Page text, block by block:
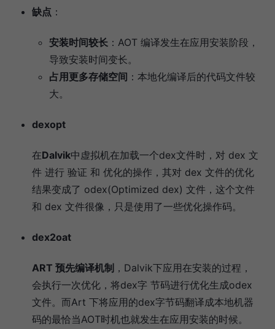
缺点 ：
安装时间较长 ：AOT 编译发生在应用安装阶段，
导致安装时间变长。
占用更多存储空间 ：本地化编译后的代码文件较
大。
dexopt
在Dalvik中虚拟机在加载一个dex文件时，对 dex 文
件 进行 验证 和 优化的操作，其对 dex 文件的优化
结果变成了 odex(Optimized dex) 文件，这个文件
和 dex 文件很像，只是使用了一些优化操作码。
dex2oat
ART 预先编译机制 ，Dalvik下应用在安装的过程，
会执行一次优化，将dex字 节码进行优化生成odex
文件。而Art 下将应用的dex字节码翻译成本地机器
码的最恰当AOT时机也就发生在应用安装的时候。